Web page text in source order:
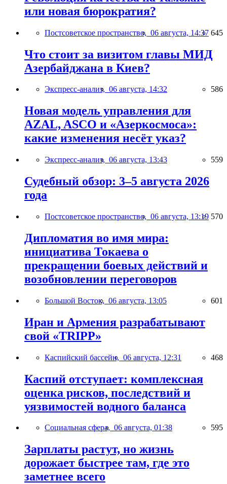
или новая бюрократия?
Постсоветское пространство, 06 августа, 14:37 645
Что стоит за визитом главы МИД
Азербайджана в Киев?
Экспресс-анализ, 06 августа, 14:32 586
Новая модель управления для
AZAL, ASCO и «Азеркосмоса»:
какие изменения несёт указ?
Экспресс-анализ, 06 августа, 13:43 559
Судебный обзор: 3–5 августа 2026
года
Постсоветское пространство, 06 августа, 13:19 570
Дипломатия во имя мира:
инициатива Токаева о
прекращении боевых действий и
возобновлении переговоров
Большой Восток, 06 августа, 13:05 601
Иран и Армения разрабатывают
свой «TRIPP»
Каспийский бассейн, 06 августа, 12:31 468
Каспий отступает: комплексная
оценка рисков, последствий и
уязвимостей водного баланса
Социальная сфера, 06 августа, 01:38 595
Зарплаты растут, но жизнь
дорожает быстрее там, где это
заметнее всего